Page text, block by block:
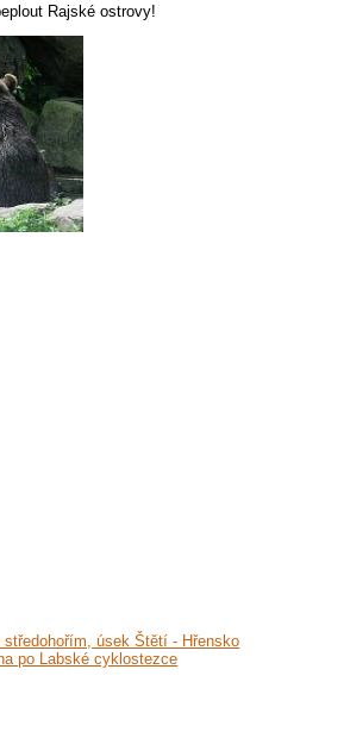
Rajské ostrovy!
úsek Štětí - Hřensko
po Labské cyklostezce